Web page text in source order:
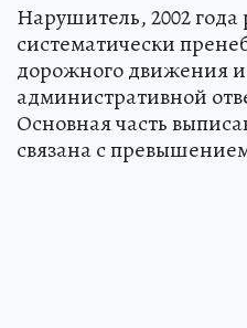
Нарушитель, 2002
систематически
дорожного движения и
административной
Основная часть
связана с